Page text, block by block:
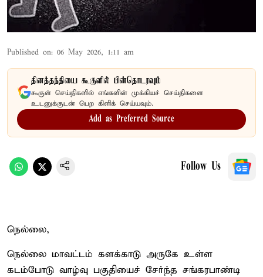
Published on: 06 May 2026, 1:11 am
தினத்தந்தியை கூகுளில் பின்தொடரவும்
கூகுள் செய்திகளில் எங்களின் முக்கியச் செய்திகளை
உடனுக்குடன் பெற கிளிக் செய்யவும்.
Add as Preferred Source
Follow Us
நெல்லை,
நெல்லை மாவட்டம் களக்காடு அருகே உள்ள
கடம்போடு வாழ்வு பகுதியைச் சேர்ந்த சங்கரபாண்டி